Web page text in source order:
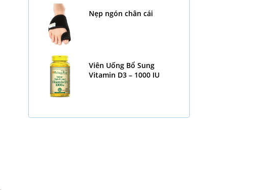
Nẹp ngón chân cái
Viên Uống Bổ Sung
Vitamin D3 – 1000 IU